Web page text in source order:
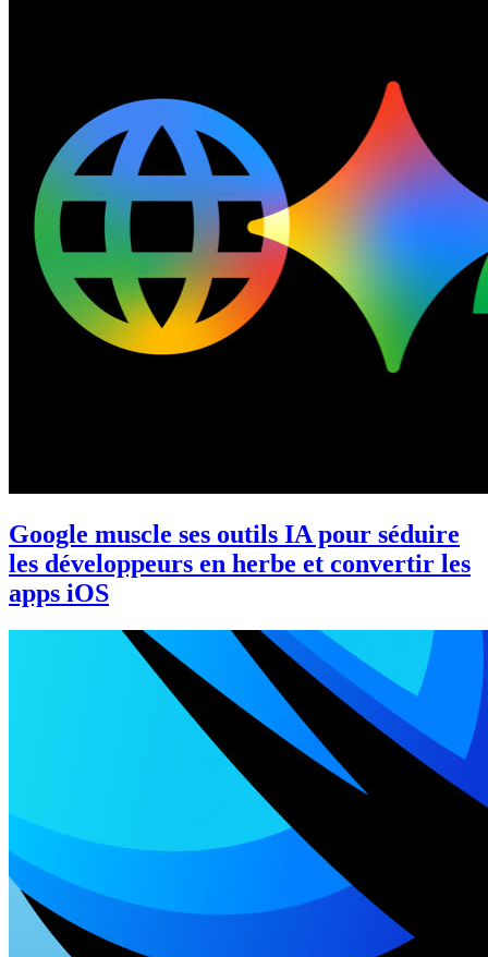
Google muscle ses outils IA pour séduire
les développeurs en herbe et convertir les
apps iOS